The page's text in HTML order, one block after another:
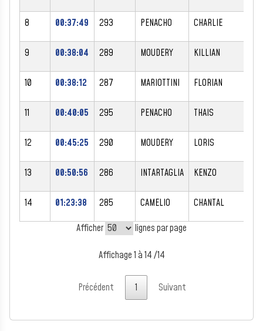
8 00:37:49 293 PENACHO CHARLIE
9 00:38:04 289 MOUDERY KILLIAN
10 00:38:12 287 MARIOTTINI FLORIAN
11 00:40:05 295 PENACHO THAIS
12 00:45:25 290 MOUDERY LORIS
13 00:50:56 286 INTARTAGLIA KENZO
14 01:23:38 285 CAMELIO
CHANTAL
Afficher
lignes par page
Affichage 1 à 14 /14
Précédent 1 Suivant